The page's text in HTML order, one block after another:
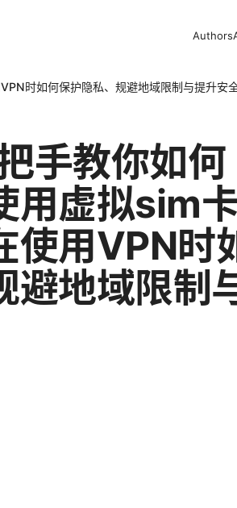
Authors
时如何保护隐私、规避地域限制与提升安
手教你如何
用虚拟sim
使用VPN时
避地域限制